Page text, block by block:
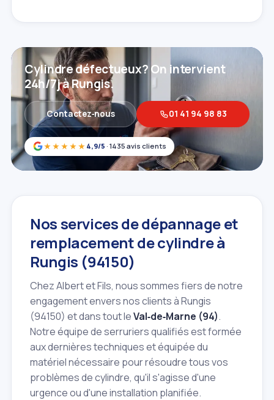
★★★★★ 4,9/5 · 1435 avis clients
Cylindre défectueux? On intervient
24h/7j à Rungis.
Contactez‑nous 01 41 94 98 83
Nos services de dépannage et
remplacement de cylindre à
Rungis (94150)
Chez Albert et Fils, nous sommes fiers de notre
engagement envers nos clients à Rungis
(94150) et dans tout leVal‑de‑Marne (94).
Notre équipe de serruriers qualifiés est formée
aux dernières techniques et équipée du
matériel nécessaire pour résoudre tous vos
problèmes de cylindre, qu'il s'agisse d'une
urgence ou d'une installation planifiée.